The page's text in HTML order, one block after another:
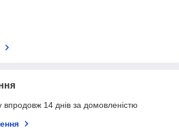
14 днів за домовленістю